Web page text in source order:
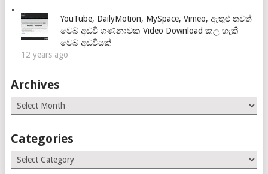
YouTube, DailyMotion, MySpace, Vimeo, ඇතුළු තවත්
වෙබ් අඩවි ගණනාවක Video Download කල හැකි
වෙබ් අඩවියක්
12 years ago
Archives
Archives
Categories
Categories